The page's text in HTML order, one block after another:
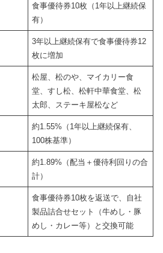
食事優待券10枚（1年以上継続保
有）
3年以上継続保有で食事優待券12
枚に増加
松屋、松のや、マイカリー食
堂、すし松、松軒中華食堂、松
太郎、ステーキ屋松など
約1.55%（1年以上継続保有、
100株基準）
約1.89%（配当＋優待利回りの合
計）
食事優待券10枚を返送で、自社
製品詰合せセット（牛めし・豚
めし・カレー等）と交換可能